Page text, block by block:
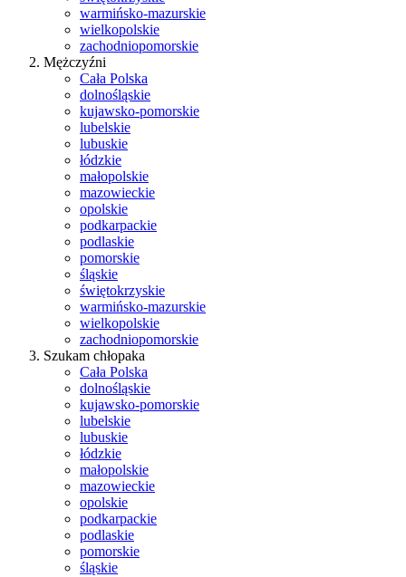
warmińsko-mazurskie
wielkopolskie
zachodniopomorskie
Mężczyźni
Cała Polska
dolnośląskie
kujawsko-pomorskie
lubelskie
lubuskie
łódzkie
małopolskie
mazowieckie
opolskie
podkarpackie
podlaskie
pomorskie
śląskie
świętokrzyskie
warmińsko-mazurskie
wielkopolskie
zachodniopomorskie
Szukam chłopaka
Cała Polska
dolnośląskie
kujawsko-pomorskie
lubelskie
lubuskie
łódzkie
małopolskie
mazowieckie
opolskie
podkarpackie
podlaskie
pomorskie
śląskie